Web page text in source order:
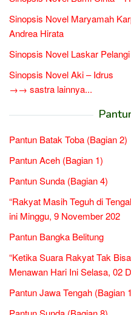
Sinopsis Novel Maryamah
Andrea Hirata
Sinopsis Novel Laskar
Sinopsis Novel Aki – Idrus
→→ sastra lainnya...
Pantun Batak Toba (Bagian 2)
Pantun Aceh (Bagian 1)
Pantun Sunda (Bagian 4)
“Rakyat Masih Teguh di
ini Minggu, 9 November 202
Pantun Bangka Belitung
“Ketika Suara Rakyat Tak
Menawan Hari Ini Selasa, 02
Pantun Jawa Tengah (Bagian